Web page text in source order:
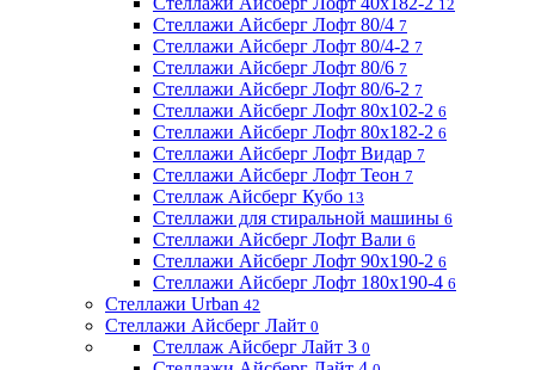
12
Стеллажи Айсберг Лофт 80/4 7
Стеллажи Айсберг Лофт 80/4-2 7
Стеллажи Айсберг Лофт 80/6 7
Стеллажи Айсберг Лофт 80/6-2 7
Стеллажи Айсберг Лофт 80х102-2 6
Стеллажи Айсберг Лофт 80х182-2 6
Стеллажи Айсберг Лофт Видар 7
Стеллажи Айсберг Лофт Теон 7
Стеллаж Айсберг Кубо 13
Стеллажи для стиральной машины 6
Стеллажи Айсберг Лофт Вали 6
Стеллажи Айсберг Лофт 90х190-2 6
Стеллажи Айсберг Лофт 180х190-4 6
Стеллажи Urban 42
Стеллажи Айсберг Лайт 0
Стеллаж Айсберг Лайт 3 0